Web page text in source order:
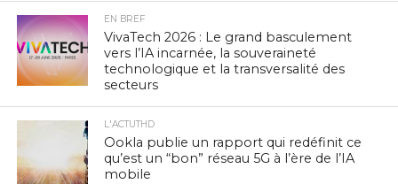
EN BREF
VivaTech 2026 : Le grand basculement
vers l’IA incarnée, la souveraineté
technologique et la transversalité des
secteurs
L'ACTUTHD
Ookla publie un rapport qui redéfinit ce
qu’est un “bon” réseau 5G à l’ère de l’IA
mobile